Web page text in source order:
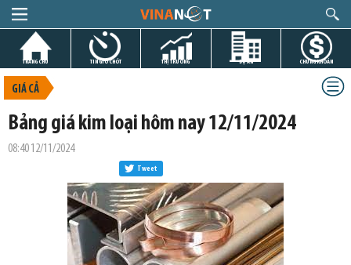
TRANG CHỦ TIN GIỜ CHÓT THỊ TRƯỜNG DỰ ÁN CHỨNG KHOÁN
GIÁ CẢ
Bảng giá kim loại hôm nay 12/11/2024
08:40 12/11/2024
Tweet